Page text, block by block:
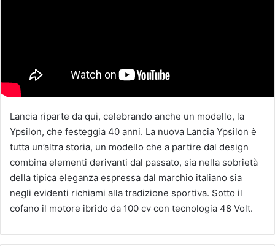
Lancia riparte da qui, celebrando anche un modello, la
Ypsilon, che festeggia 40 anni. La nuova Lancia Ypsilon è
tutta un’altra storia, un modello che a partire dal design
combina elementi derivanti dal passato, sia nella sobrietà
della tipica eleganza espressa dal marchio italiano sia
negli evidenti richiami alla tradizione sportiva. Sotto il
cofano il motore ibrido da 100 cv con tecnologia 48 Volt.